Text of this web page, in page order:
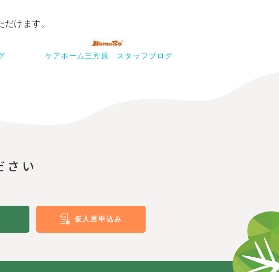
けます。
ケアホーム三方原 スタッフブログ
さい
仮入居申込み